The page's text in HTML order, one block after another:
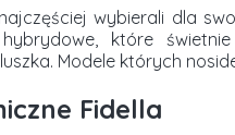
wybierali dla
hybrydowe, które
Modele których
Fidella